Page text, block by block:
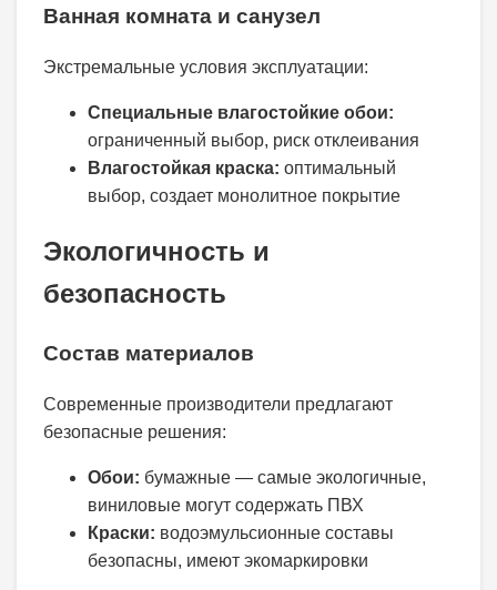
Ванная комната и санузел
Экстремальные условия эксплуатации:
Специальные влагостойкие обои:
ограниченный выбор, риск отклеивания
Влагостойкая краска: оптимальный
выбор, создает монолитное покрытие
Экологичность и
безопасность
Состав материалов
Современные производители предлагают
безопасные решения:
Обои: бумажные — самые экологичные,
виниловые могут содержать ПВХ
Краски: водоэмульсионные составы
безопасны, имеют экомаркировки